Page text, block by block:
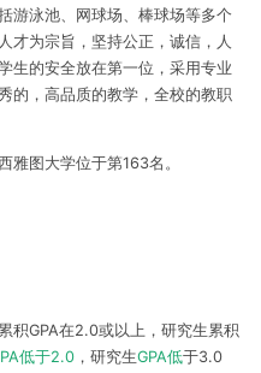
游泳池、网球场、棒球场等多个
才为宗旨，坚持公正，诚信，人
生的安全放在第一位，采用专业
的，高品质的教学，全校的教职
图大学位于第163名。
积GPA在2.0或以上，研究生累积
低于2.0，研究生GPA低于3.0